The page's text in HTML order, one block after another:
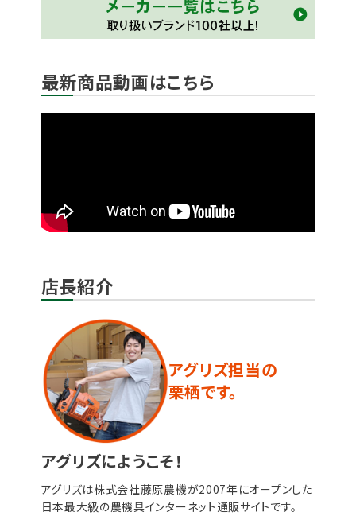
最新商品動画はこちら
店長紹介
アグリズ担当の
栗栖です。
アグリズにようこそ！
アグリズは株式会社藤原農機が2007年にオープンした
日本最大級の農機具インターネット通販サイトです。